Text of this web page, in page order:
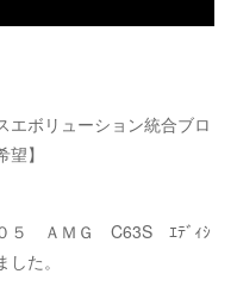
エボリューション統合ブロ
】
０５ ＡＭＧ C63S ｴﾃﾞｨｼ
た。